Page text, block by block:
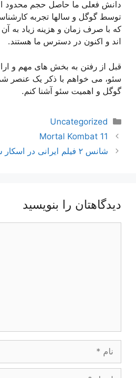
دانش فعلی ما حاصل حجم محدود
توسط گوگل و سالها تجربه
که با صرف زمان و هزینه زیاد به
اند و اکنون در دسترس ما هستند.
قبل از رفتن به بخش های مهم و
سئو، می خواهم با ذکر یک عنصر
گوگل و اهمیت سئو آشنا کنم.
دسته‌ها
Uncategorized
ناوبری
نوشته‌ها
Mortal Kombat 11
شانس ۲ فیلم ایرانی در اسکار سینمای فرانسه
دیدگاهتان را بنویسید